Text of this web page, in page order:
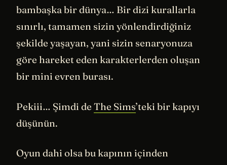
bambaşka bir dünya… Bir dizi kurallarla
sınırlı, tamamen sizin yönlendirdiğiniz
şekilde yaşayan, yani sizin senaryonuza
göre hareket eden karakterlerden oluşan
bir mini evren burası.
Pekiii… Şimdi de The Sims’teki bir kapıyı
düşünün.
Oyun dahi olsa bu kapının içinden